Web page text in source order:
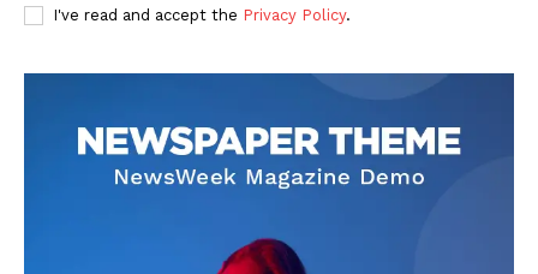
I've read and accept the Privacy Policy.